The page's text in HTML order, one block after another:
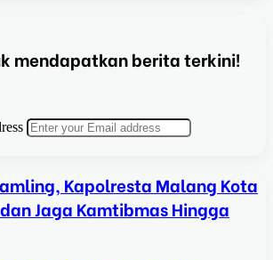
mendapatkan berita terkini!
Kapolresta Malang Kota
Jaga Kamtibmas Hingga